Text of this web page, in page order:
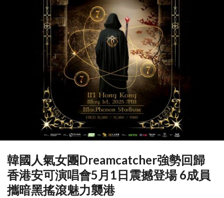
韓國人氣女團Dreamcatcher強勢回歸
香港安可演唱會5月1日震撼登場 6成員
攜暗黑搖滾魅力襲港